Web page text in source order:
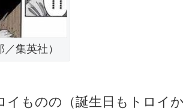
集英社）
ものの（誕生日もトロイか